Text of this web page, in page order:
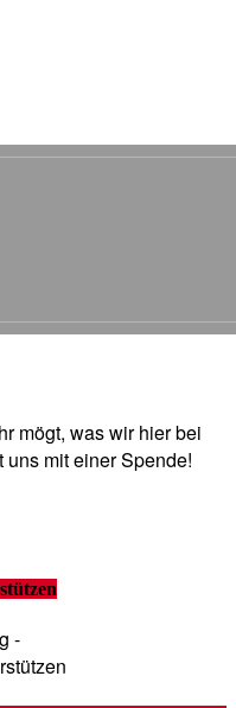
mögt, was wir hier bei
mit einer Spende!
-